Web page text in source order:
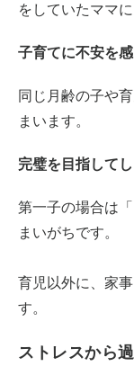
をしていたママ
子育てに不安を
同じ月齢の子や
まいます。
完璧を目指してし
第一子の場合は
まいがちです。
育児以外に、家
す。
ストレスから